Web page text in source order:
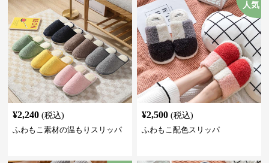
¥2,240 (税込)
ふわもこ素材の温もりスリッパ
人気
¥2,500 (税込)
ふわもこ配色スリッパ